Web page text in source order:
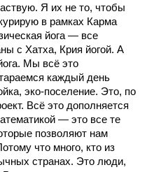
Я их не то, чтобы
в рамках Карма
йога — все
с Хатха, Крия йогой. А
Мы всё это
каждый день
эко-поселение. Это, по
Всё это дополняется
— это все те
позволяют нам
что много, кто из
странах. Это люди,